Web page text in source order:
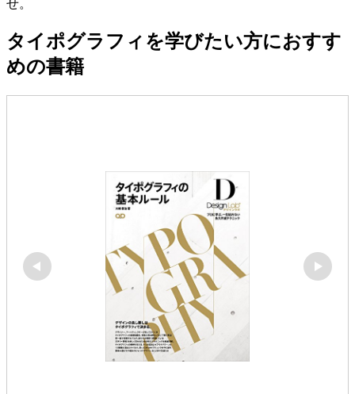
せ。
タイポグラフィを学びたい方におすす
めの書籍